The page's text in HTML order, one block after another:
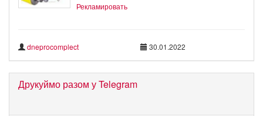
Рекламировать
dneprocomplect 30.01.2022
Друкуймо разом у Telegram